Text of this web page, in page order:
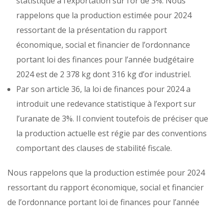
rappelons que la production estimée pour 2024
ressortant de la présentation du rapport
économique, social et financier de l’ordonnance
portant loi des finances pour l’année budgétaire
2024 est de 2 378 kg dont 316 kg d’or industriel.
Par son article 36, la loi de finances pour 2024 a
introduit une redevance statistique à l’export sur
l’uranate de 3%. Il convient toutefois de préciser que
la production actuelle est régie par des conventions
comportant des clauses de stabilité fiscale.
Nous rappelons que la production estimée pour 2024
ressortant du rapport économique, social et financier
de l’ordonnance portant loi de finances pour l’année